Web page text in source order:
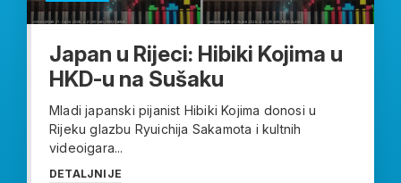
Japan u Rijeci: Hibiki Kojima u
HKD-u na Sušaku
Mladi japanski pijanist Hibiki Kojima donosi u
Rijeku glazbu Ryuichija Sakamota i kultnih
videoigara...
DETALJNIJE